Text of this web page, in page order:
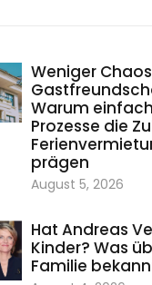
Weniger
Warum
Prozesse die
prägen
August 5, 2026
Hat Andreas
Kinder? Was
Familie